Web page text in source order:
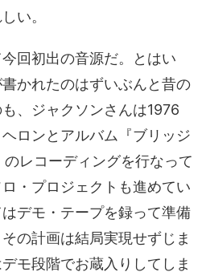
い。
回初出の音源だ。とはい
かれたのはずいぶんと昔の
、ジャクソンさんは1976
ロンとアルバム『ブリッジ
レコーディングを行なって
・プロジェクトも進めてい
デモ・テープを録って準備
の計画は結局実現せずじま
モ段階でお蔵入りしてしま